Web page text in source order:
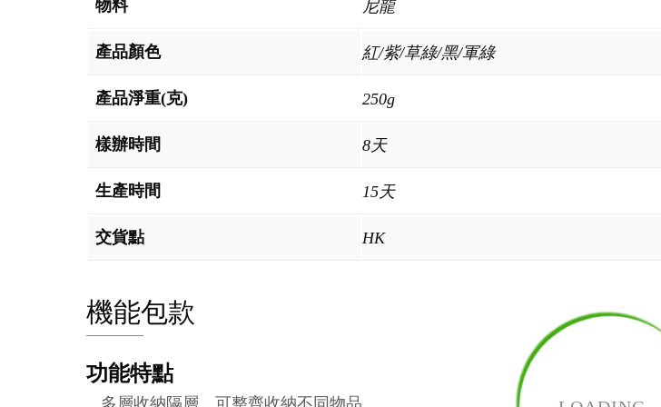
物料 尼龍
產品顏色 紅/紫/草綠/黑/軍綠
產品淨重(克) 250g
樣辦時間 8天
生產時間 15天
交貨點 HK
機能包款
功能特點